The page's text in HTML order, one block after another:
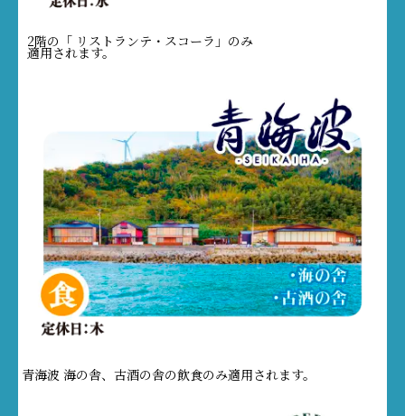
2階の「 リストランテ・スコーラ」のみ
適用されます。
青海波 海の舎、古酒の舎の飲食のみ適用されます。